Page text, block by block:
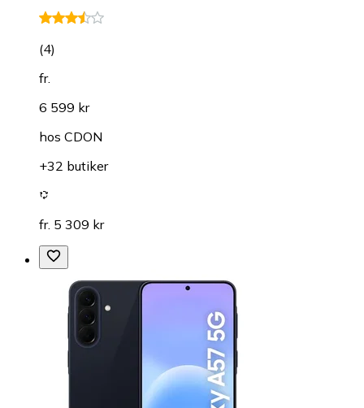
(4)
fr.
6 599 kr
hos CDON
+32 butiker
fr. 5 309 kr